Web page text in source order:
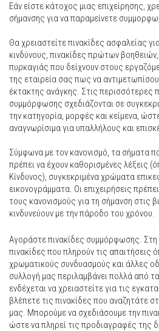
Εάν είστε κάτοχος μιας επιχείρησης,
σήμανσης για να παραμείνετε
Θα χρειαστείτε πινακίδες ασφαλείας
κινδύνους, πινακίδες πρώτων
πυρκαγιάς που δείχνουν στους
της εταιρεία σας πως να
έκτακτης ανάγκης. Στις περισσότερες
συμμόρφωσης σχεδιάζονται σε
την κατηγορία, μορφές και κείμενα,
αναγνωρίσιμα για υπαλλήλους και
Σύμφωνα με τον κανονισμό, τα σήματα
πρέπει να έχουν καθορισμένες λέξεις
Κίνδυνος), συγκεκριμένα χρώματα
εικονογράμματα. Οι επιχειρήσεις
τους κανονισμούς για τη σήμανση στις
κινδυνεύουν με την πάροδο του χρόνου.
Αγοράστε πινακίδες συμμόρφωσης.
πινακίδες που πληρούν τις απαιτήσεις
χρωματικούς συνδυασμούς και άλλες
συλλογή μας περιλαμβάνει πολλά από
ενδέχεται να χρειαστείτε για τις
βλέπετε τις πινακίδες που αναζητάτε
μας. Μπορούμε να σχεδιάσουμε την
ώστε να πληρεί τις προδιαγραφές της